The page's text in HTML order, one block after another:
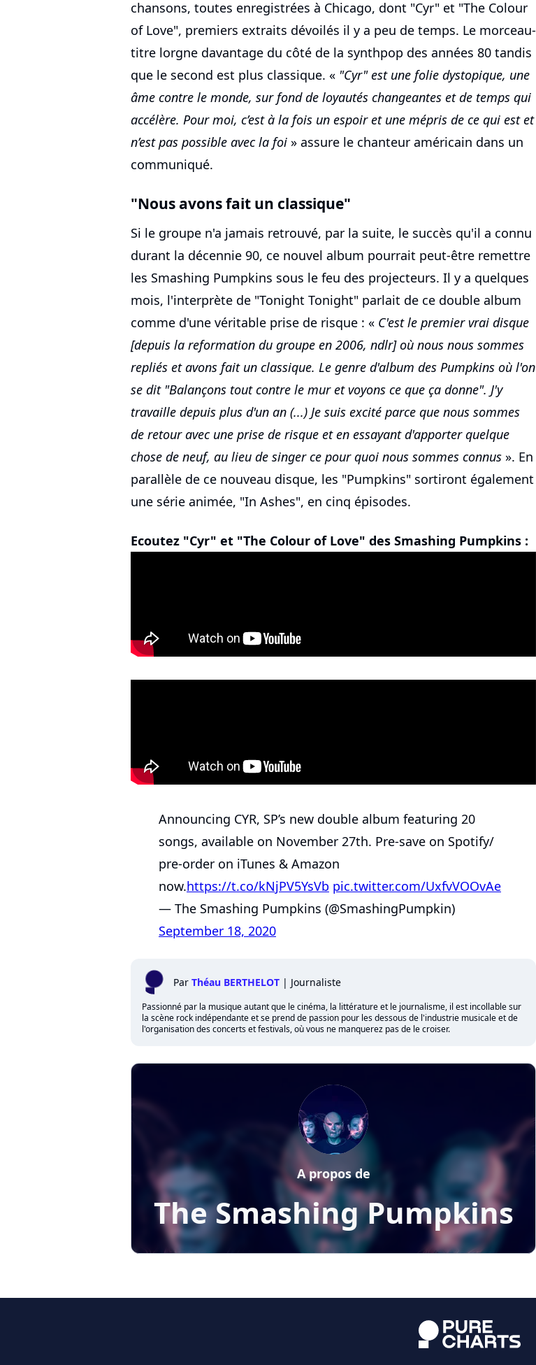
chansons, toutes enregistrées à Chicago, dont "Cyr" et "The Colour
of Love", premiers extraits dévoilés il y a peu de temps. Le morceau-
titre lorgne davantage du côté de la synthpop des années 80 tandis
que le second est plus classique. « "Cyr" est une folie dystopique, une
âme contre le monde, sur fond de loyautés changeantes et de temps qui
accélère. Pour moi, c’est à la fois un espoir et une mépris de ce qui est et
n’est pas possible avec la foi » assure le chanteur américain dans un
communiqué.
"Nous avons fait un classique"
Si le groupe n'a jamais retrouvé, par la suite, le succès qu'il a connu
durant la décennie 90, ce nouvel album pourrait peut-être remettre
les Smashing Pumpkins sous le feu des projecteurs. Il y a quelques
mois, l'interprète de "Tonight Tonight" parlait de ce double album
comme d'une véritable prise de risque : « C'est le premier vrai disque
[depuis la reformation du groupe en 2006, ndlr] où nous nous sommes
repliés et avons fait un classique. Le genre d'album des Pumpkins où l'on
se dit "Balançons tout contre le mur et voyons ce que ça donne". J'y
travaille depuis plus d'un an (...) Je suis excité parce que nous sommes
de retour avec une prise de risque et en essayant d'apporter quelque
chose de neuf, au lieu de singer ce pour quoi nous sommes connus ». En
parallèle de ce nouveau disque, les "Pumpkins" sortiront également
une série animée, "In Ashes", en cinq épisodes.
Ecoutez "Cyr" et "The Colour of Love" des Smashing Pumpkins :
Announcing CYR, SP’s new double album featuring 20
songs, available on November 27th. Pre-save on Spotify/
pre-order on iTunes & Amazon
now.https://t.co/kNjPV5YsVb pic.twitter.com/UxfvVOOvAe
— The Smashing Pumpkins (@SmashingPumpkin)
September 18, 2020
Par Théau BERTHELOT | Journaliste
Passionné par la musique autant que le cinéma, la littérature et le journalisme, il est incollable sur
la scène rock indépendante et se prend de passion pour les dessous de l'industrie musicale et de
l'organisation des concerts et festivals, où vous ne manquerez pas de le croiser.
The Smashing Pumpkins
A propos de